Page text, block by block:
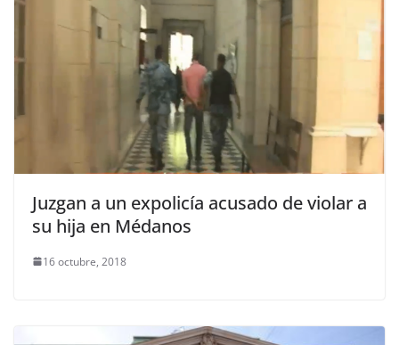
Juzgan a un expolicía acusado de violar a
su hija en Médanos
16 octubre, 2018